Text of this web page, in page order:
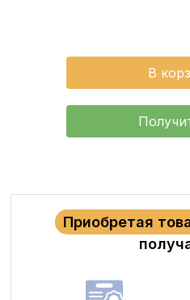
В
Приобретая